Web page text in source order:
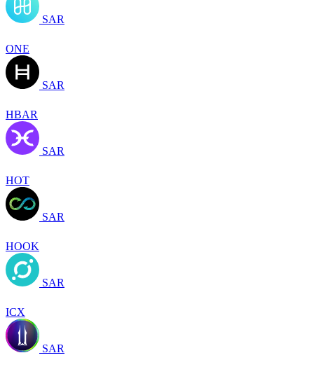
SAR
ONE
SAR
HBAR
SAR
HOT
SAR
HOOK
SAR
ICX
SAR